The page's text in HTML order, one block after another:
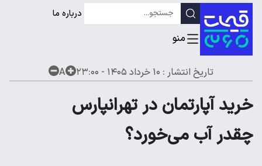
درباره ما
تاریخ انتشار : ۱۰ خرداد ۱۴۰۵ - ۲۳:۰۰ A
خرید آپارتمان در تهرانپارس
چقدر آب می‌خورد؟